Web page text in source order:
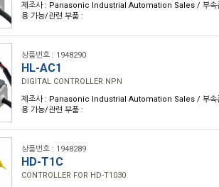
제조사 : Panasonic Industrial Automation Sales / 부속
용 가능/관련 부품 :
상품번호 : 1948290
HL-AC1
DIGITAL CONTROLLER NPN
제조사 : Panasonic Industrial Automation Sales / 부속
용 가능/관련 부품 :
상품번호 : 1948289
HD-T1C
CONTROLLER FOR HD-T1030